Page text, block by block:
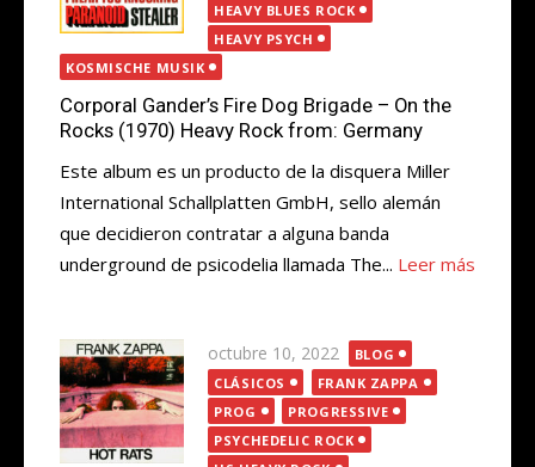
HEAVY BLUES ROCK
HEAVY PSYCH
KOSMISCHE MUSIK
Corporal Gander’s Fire Dog Brigade – On the
Rocks (1970) Heavy Rock from: Germany
Este album es un producto de la disquera Miller
International Schallplatten GmbH, sello alemán
que decidieron contratar a alguna banda
underground de psicodelia llamada The... Leer más
Publicada
el
octubre 10, 2022
BLOG
CLÁSICOS
FRANK ZAPPA
PROG
PROGRESSIVE
PSYCHEDELIC ROCK